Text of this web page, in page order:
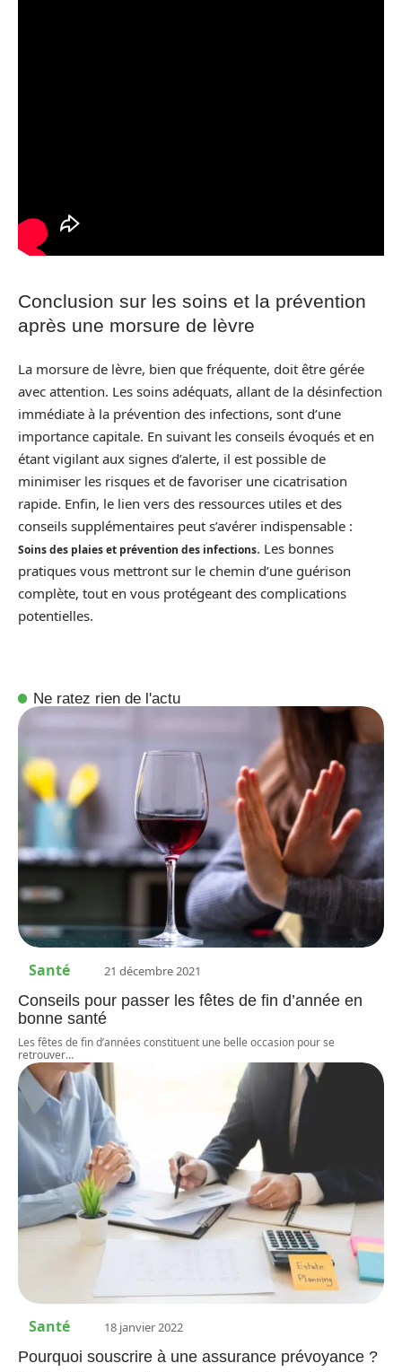
Conclusion sur les soins et la prévention
après une morsure de lèvre
La morsure de lèvre, bien que fréquente, doit être gérée
avec attention. Les soins adéquats, allant de la désinfection
immédiate à la prévention des infections, sont d’une
importance capitale. En suivant les conseils évoqués et en
étant vigilant aux signes d’alerte, il est possible de
minimiser les risques et de favoriser une cicatrisation
rapide. Enfin, le lien vers des ressources utiles et des
conseils supplémentaires peut s’avérer indispensable :
Soins des plaies et prévention des infections. Les bonnes
pratiques vous mettront sur le chemin d’une guérison
complète, tout en vous protégeant des complications
potentielles.
Ne ratez rien de l'actu
Santé 21 décembre 2021
Conseils pour passer les fêtes de fin d’année en
bonne santé
Les fêtes de fin d’années constituent une belle occasion pour se
retrouver…
Santé 18 janvier 2022
Pourquoi souscrire à une assurance prévoyance ?